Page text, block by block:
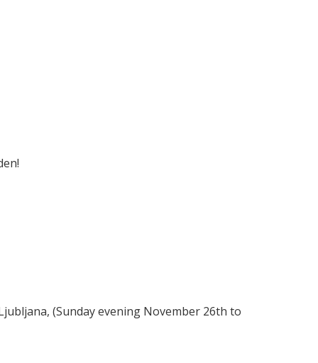
(Sunday evening November 26th to